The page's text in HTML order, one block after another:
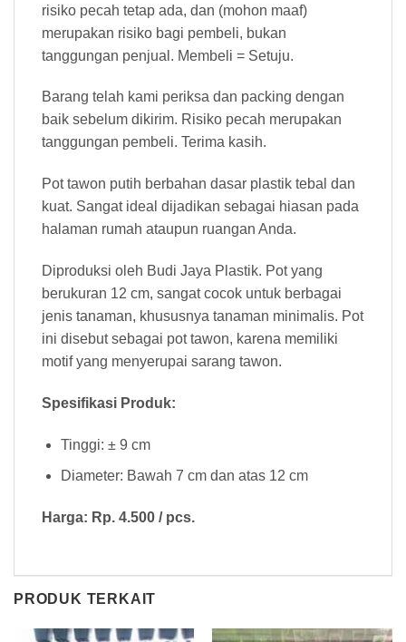
risiko pecah tetap ada, dan (mohon maaf)
merupakan risiko bagi pembeli, bukan
tanggungan penjual. Membeli = Setuju.
Barang telah kami periksa dan packing dengan
baik sebelum dikirim. Risiko pecah merupakan
tanggungan pembeli. Terima kasih.
Pot tawon putih berbahan dasar plastik tebal dan
kuat. Sangat ideal dijadikan sebagai hiasan pada
halaman rumah ataupun ruangan Anda.
Diproduksi oleh Budi Jaya Plastik. Pot yang
berukuran 12 cm, sangat cocok untuk berbagai
jenis tanaman, khususnya tanaman minimalis. Pot
ini disebut sebagai pot tawon, karena memiliki
motif yang menyerupai sarang tawon.
Spesifikasi Produk:
Tinggi: ± 9 cm
Diameter: Bawah 7 cm dan atas 12 cm
Harga: Rp. 4.500 / pcs.
PRODUK TERKAIT